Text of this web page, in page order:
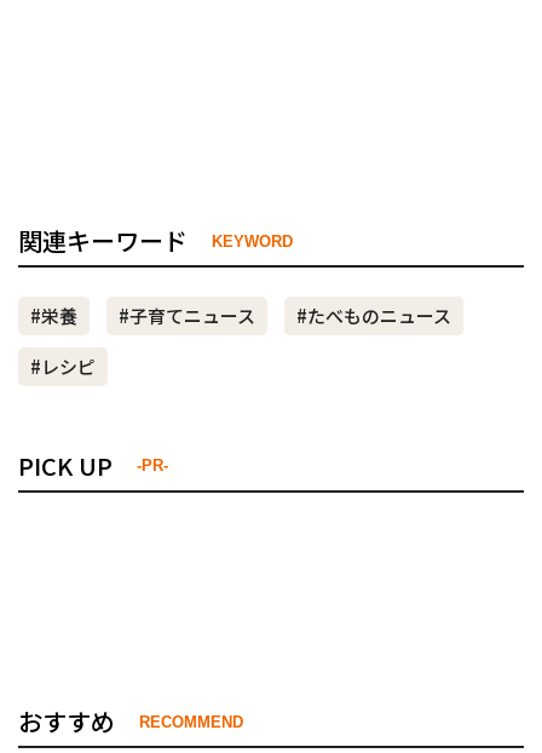
関連キーワード KEYWORD
#栄養 #子育てニュース
#たべものニュース
#レシピ
PICK UP -PR-
おすすめ RECOMMEND